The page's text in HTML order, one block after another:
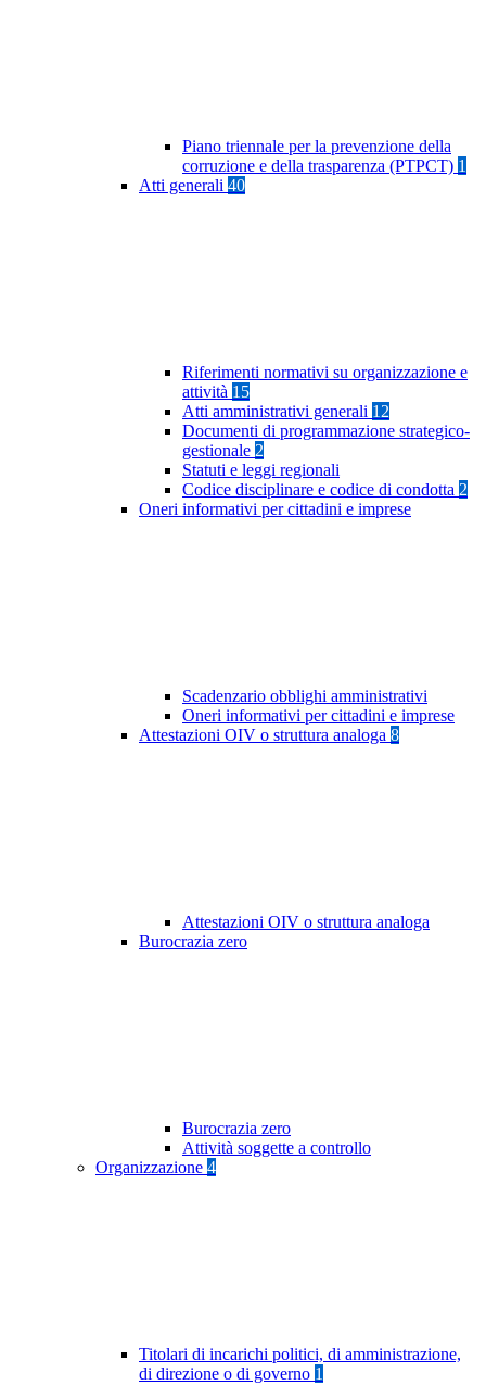
Piano triennale per la prevenzione della
corruzione e della trasparenza (PTPCT) 1
Atti generali 40
Riferimenti normativi su organizzazione e
attività 15
Atti amministrativi generali 12
Documenti di programmazione strategico-
gestionale 2
Statuti e leggi regionali
Codice disciplinare e codice di condotta 2
Oneri informativi per cittadini e imprese
Scadenzario obblighi amministrativi
Oneri informativi per cittadini e imprese
Attestazioni OIV o struttura analoga 8
Attestazioni OIV o struttura analoga
Burocrazia zero
Burocrazia zero
Attività soggette a controllo
Organizzazione 4
Titolari di incarichi politici, di amministrazione,
di direzione o di governo 1